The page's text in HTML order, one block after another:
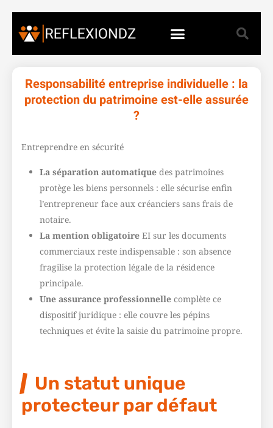
Responsabilité entreprise individuelle : la
protection du patrimoine est-elle assurée
?
Entreprendre en sécurité
La séparation automatique des patrimoines
protège les biens personnels : elle sécurise enfin
l’entrepreneur face aux créanciers sans frais de
notaire.
La mention obligatoire EI sur les documents
commerciaux reste indispensable : son absence
fragilise la protection légale de la résidence
principale.
Une assurance professionnelle complète ce
dispositif juridique : elle couvre les pépins
techniques et évite la saisie du patrimoine propre.
Un statut unique
protecteur par défaut